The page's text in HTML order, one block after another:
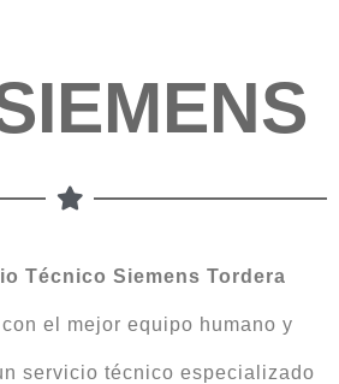
Técnico Siemens Tordera
el mejor equipo humano y
servicio técnico especializado